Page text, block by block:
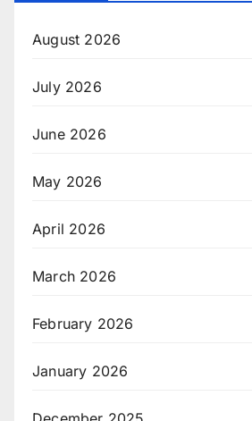
August 2026
July 2026
June 2026
May 2026
April 2026
March 2026
February 2026
January 2026